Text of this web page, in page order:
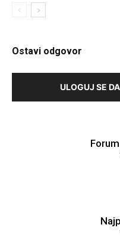
Ostavi odgovor
ULOGUJ SE